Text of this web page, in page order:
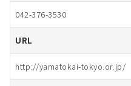
042-376-3530
URL
http://yamatokai-tokyo.or.jp/